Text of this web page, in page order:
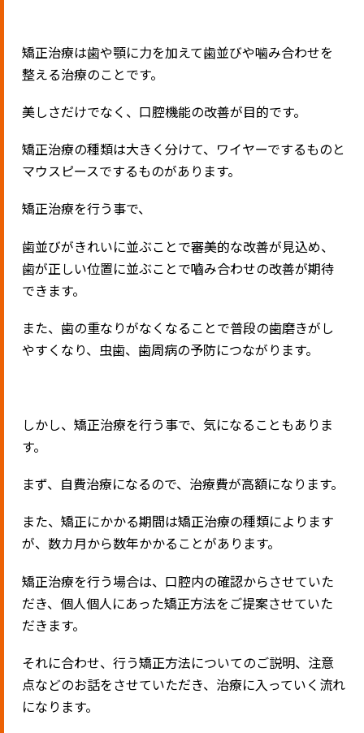
矯正治療は歯や顎に力を加えて歯並びや噛み合わせを
整える治療のことです。
美しさだけでなく、口腔機能の改善が目的です。
矯正治療の種類は大きく分けて、ワイヤーでするものと
マウスピースでするものがあります。
矯正治療を行う事で、
歯並びがきれいに並ぶことで審美的な改善が見込め、
歯が正しい位置に並ぶことで嚙み合わせの改善が期待
できます。
また、歯の重なりがなくなることで普段の歯磨きがし
やすくなり、虫歯、歯周病の予防につながります。
しかし、矯正治療を行う事で、気になることもありま
す。
まず、自費治療になるので、治療費が高額になります。
また、矯正にかかる期間は矯正治療の種類によります
が、数カ月から数年かかることがあります。
矯正治療を行う場合は、口腔内の確認からさせていた
だき、個人個人にあった矯正方法をご提案させていた
だきます。
それに合わせ、行う矯正方法についてのご説明、注意
点などのお話をさせていただき、治療に入っていく流れ
になります。